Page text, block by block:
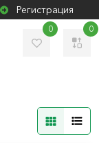
Регистрация
0 0